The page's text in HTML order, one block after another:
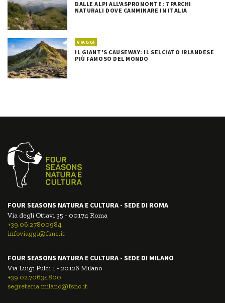
DALLE ALPI ALL'ASPROMONTE: 7 PARCHI
NATURALI DOVE CAMMINARE IN ITALIA
VIAGGI
IL GIANT'S CAUSEWAY: IL SELCIATO IRLANDESE
PIÙ FAMOSO DEL MONDO
FOUR SEASONS NATURA E CULTURA - SEDE DI ROMA
Via degli Ottavi 35 - 00174 Roma
+39.06.27800984
infoviaggi@fsnc.it
FOUR SEASONS NATURA E CULTURA - SEDE DI MILANO
Via Luigi Pulci 1 - 20126 Milano
+39.02.70634800
segreteria.milano@fsnc.it